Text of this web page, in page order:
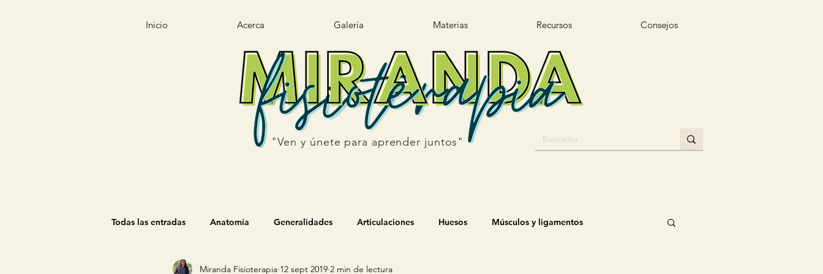
Inicio Acerca Galería Materias Recursos Consejos
"Ven y únete para aprender juntos"
Todas las entradas Anatomía Generalidades Articulaciones Huesos Músculos y ligamentos
Nomenclatura Agentes Físicos Biomecánica Hombro
Miranda Fisioterapia 12 sept 2019 2 min de lectura